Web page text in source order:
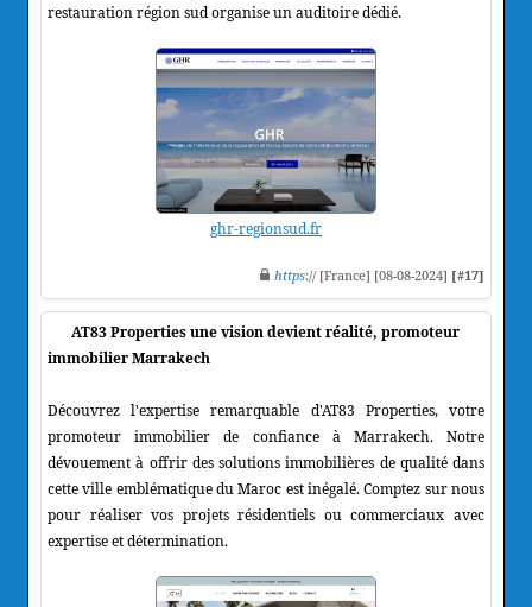
restauration région sud organise un auditoire dédié.
ghr-regionsud.fr
https:// [France] [08-08-2024] [#17]
AT83 Properties une vision devient réalité, promoteur
immobilier Marrakech
Découvrez l'expertise remarquable d'AT83 Properties, votre
promoteur immobilier de confiance à Marrakech. Notre
dévouement à offrir des solutions immobilières de qualité dans
cette ville emblématique du Maroc est inégalé. Comptez sur nous
pour réaliser vos projets résidentiels ou commerciaux avec
expertise et détermination.